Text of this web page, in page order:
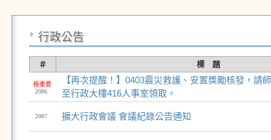
行政公告
＃ 標 題
極重要
2086.
【再次提醒！】0403震災救護、安置獎勵核發，請
至行政大樓416人事室領取。
2087. 擴大行政會議 會議紀錄公告通知